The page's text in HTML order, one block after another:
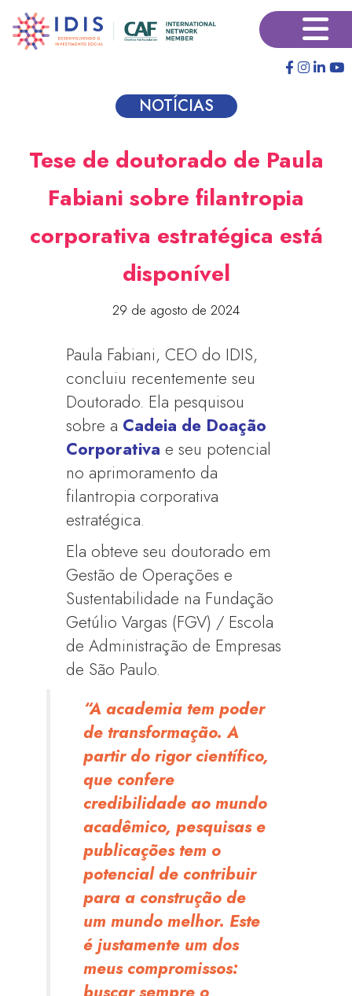
para
×
NOTÍCIAS
Tese de doutorado de Paula
Fabiani sobre filantropia
corporativa estratégica está
disponível
29 de agosto de 2024
Paula Fabiani, CEO do IDIS,
concluiu recentemente seu
Doutorado. Ela pesquisou
sobre a Cadeia de Doação
Corporativa e seu potencial
no aprimoramento da
filantropia corporativa
estratégica.
Ela obteve seu doutorado em
Gestão de Operações e
Sustentabilidade na Fundação
Getúlio Vargas (FGV) / Escola
de Administração de Empresas
de São Paulo.
“A academia tem poder
de transformação. A
partir do rigor científico,
que confere
credibilidade ao mundo
acadêmico, pesquisas e
publicações tem o
potencial de contribuir
para a construção de
um mundo melhor. Este
é justamente um dos
meus compromissos: